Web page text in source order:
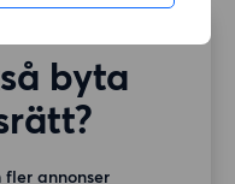
byta
annonser